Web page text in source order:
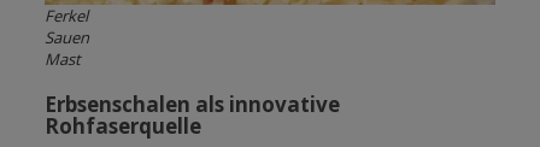
Ferkel
Sauen
Mast
Erbsenschalen als innovative
Rohfaserquelle